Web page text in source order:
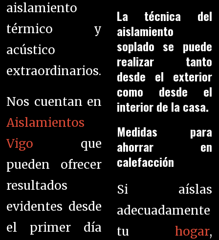
aislamiento
térmico y
acústico
extraordinarios.
Nos cuentan en
Aislamientos
Vigo que
pueden ofrecer
resultados
evidentes desde
el primer día
La técnica del
aislamiento
soplado se puede
realizar tanto
desde el exterior
como desde el
interior de la casa.
Medidas para
ahorrar en
calefacción
Si aíslas
adecuadamente
tu hogar,